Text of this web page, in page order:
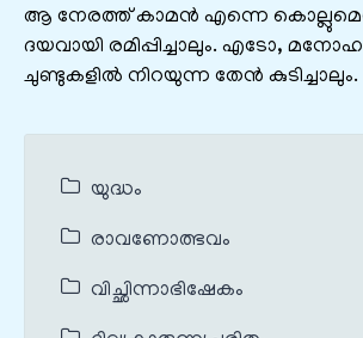
ആ നേരത്ത് കാമൻ എന്നെ
ദയവായി രമിപ്പിച്ചാലും. എടോ,
ചുണ്ടുകളിൽ നിറയുന്ന തേൻ കുടിച്ചാലും.
യുദ്ധം
രാവണോത്ഭവം
വിച്ഛിന്നാഭിഷേകം